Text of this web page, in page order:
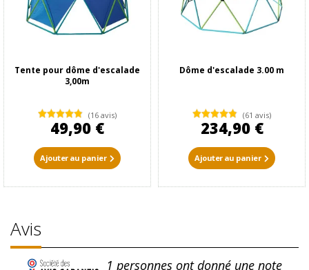
Tente pour dôme d'escalade
3,00m
(16 avis)
49,90 €
Ajouter au panier
Dôme d'escalade 3.00 m
(61 avis)
234,90 €
Ajouter au panier
Avis
1 personnes ont donné une note